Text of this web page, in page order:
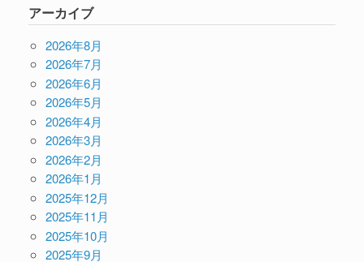
アーカイブ
2026年8月
2026年7月
2026年6月
2026年5月
2026年4月
2026年3月
2026年2月
2026年1月
2025年12月
2025年11月
2025年10月
2025年9月